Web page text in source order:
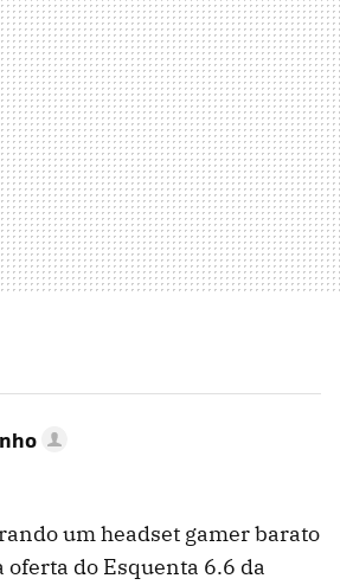
um headset gamer barato
do Esquenta 6.6 da